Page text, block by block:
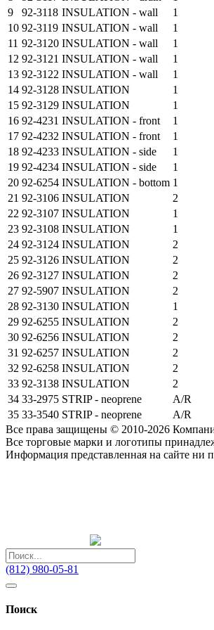
9
92-3118 INSULATION - wall
1
10 92-3119 INSULATION - wall
1
11 92-3120 INSULATION - wall
1
12 92-3121 INSULATION - wall
1
13 92-3122 INSULATION - wall
1
14 92-3128 INSULATION
1
15 92-3129 INSULATION
1
16 92-4231 INSULATION - front
1
17 92-4232 INSULATION - front
1
18 92-4233 INSULATION - side
1
19 92-4234 INSULATION - side
1
20 92-6254 INSULATION - bottom 1
21 92-3106 INSULATION
2
22 92-3107 INSULATION
1
23 92-3108 INSULATION
1
24 92-3124 INSULATION
2
25 92-3126 INSULATION
2
26 92-3127 INSULATION
2
27 92-5907 INSULATION
2
28 92-3130 INSULATION
1
29 92-6255 INSULATION
2
30 92-6256 INSULATION
2
31 92-6257 INSULATION
2
32 92-6258 INSULATION
2
33 92-3138 INSULATION
2
34 33-2975 STRIP - neoprene
A/R
35 33-3540 STRIP - neoprene
A/R
Все права защищены © 2010-2026
Все торговые марки и логотипы
Информация представленная на сайте ни
(812) 980-05-81
Поиск